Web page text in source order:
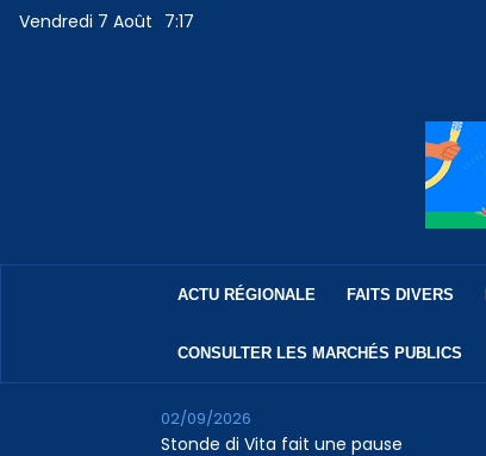
Vendredi 7 Août 7:17
ACTU RÉGIONALE FAITS DIVERS
CONSULTER LES MARCHÉS PUBLICS
Stonde di Vita fait une pause
02/09/2026